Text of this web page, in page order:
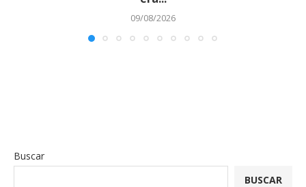
09/08/2026
Buscar
BUSCAR